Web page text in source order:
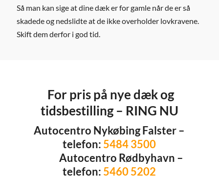
Så man kan sige at dine dæk er for gamle når de er så
skadede og nedslidte at de ikke overholder lovkravene.
Skift dem derfor i god tid.
For pris på nye dæk og
tidsbestilling – RING NU
Autocentro Nykøbing Falster –
telefon: 5484 3500
Autocentro Rødbyhavn –
telefon: 5460 5202